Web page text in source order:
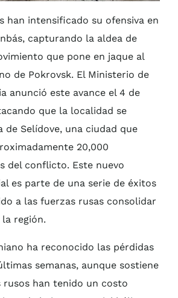
han intensificado su ofensiva en
capturando la aldea de
que pone en jaque al
de Pokrovsk. El Ministerio de
anunció este avance el 4 de
que la localidad se
de Selídove, una ciudad que
20,000
del conflicto. Este nuevo
es parte de una serie de éxitos
a las fuerzas rusas consolidar
región.
ha reconocido las pérdidas
semanas, aunque sostiene
rusos han tenido un costo